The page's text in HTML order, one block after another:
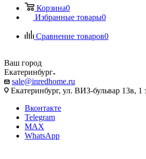
Корзина0
Избранные товары0
Сравнение товаров0
Ваш город
Екатеринбург
sale@inredhome.ru
Екатеринбург, ул. ВИЗ-бульвар 13в, 1
Вконтакте
Telegram
MAX
WhatsApp